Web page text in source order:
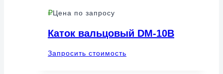
Цена по запросу
Каток вальцовый DM-10B
Запросить стоимость